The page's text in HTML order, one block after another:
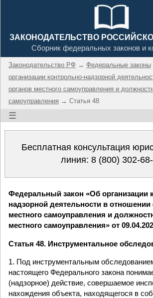
ЗАКОНОДАТЕЛЬСТВО
Сборник федеральных законов и
Законодательство РФ → Федеральные законы
организации контрольно-надзорной
органов местного самоуправления и
самоуправления → Статья 48
☰
Бесплатная консультация
линия: 8 (800) 302-
Федеральный закон «Об организации
надзорной деятельности в отношении
местного самоуправления и
местного самоуправления» от
Статья 48. Инструментальное
1. Под инструментальным
настоящего Федерального закона
(надзорное) действие, совершаемое
нахождения объекта, находящегося в